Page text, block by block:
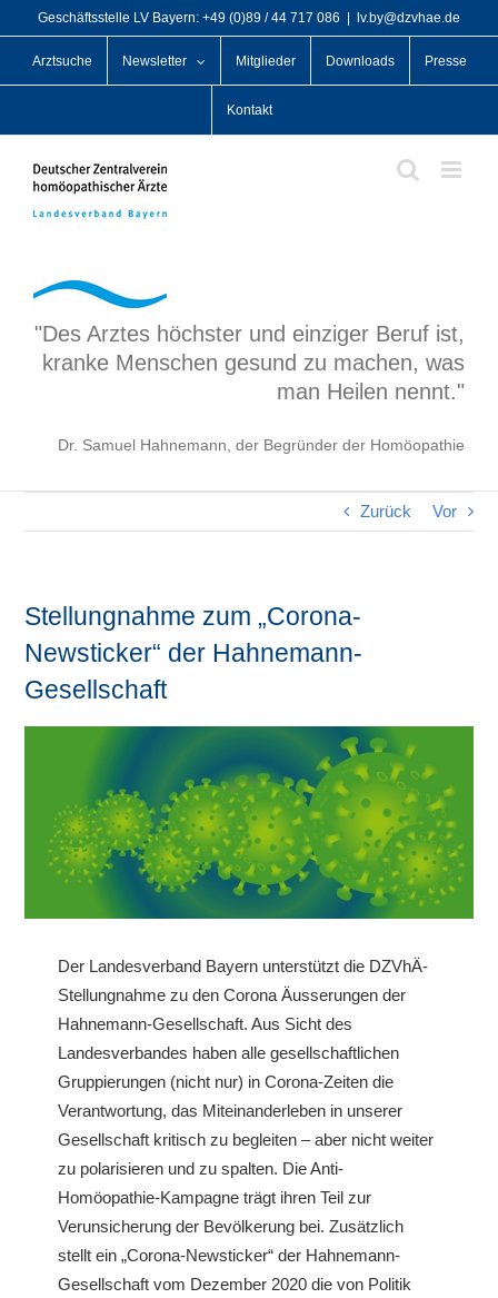
Inhalt
springen
Geschäftsstelle LV Bayern: +49 (0)89 / 44 717 086 lv.by@dzvhae.de
Arztsuche Newsletter Mitglieder Downloads Presse
Kontakt
"Des Arztes höchster und einziger Beruf ist,
kranke Menschen gesund zu machen, was
man Heilen nennt."
Dr. Samuel Hahnemann, der Begründer der Homöopathie
Zurück Vor
Stellungnahme zum „Corona-
Newsticker“ der Hahnemann-
Gesellschaft
Der Landesverband Bayern unterstützt die DZVhÄ-
Stellungnahme zu den Corona Äusserungen der
Hahnemann-Gesellschaft. Aus Sicht des
Landesverbandes haben alle gesellschaftlichen
Gruppierungen (nicht nur) in Corona-Zeiten die
Verantwortung, das Miteinanderleben in unserer
Gesellschaft kritisch zu begleiten – aber nicht weiter
zu polarisieren und zu spalten. Die Anti-
Homöopathie-Kampagne trägt ihren Teil zur
Verunsicherung der Bevölkerung bei. Zusätzlich
stellt ein „Corona-Newsticker“ der Hahnemann-
Gesellschaft vom Dezember 2020 die von Politik